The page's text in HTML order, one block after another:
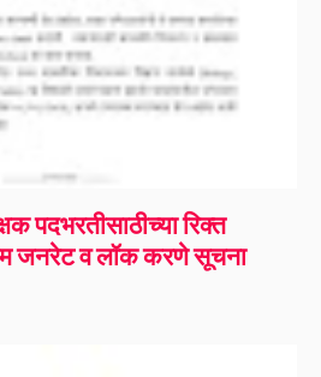
पदभरतीसाठीच्या रिक्त
जनरेट व लॉक करणे सूचना